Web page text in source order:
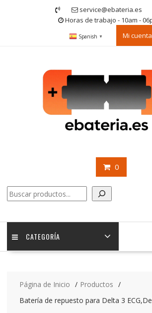
service@ebateria.es
Horas de trabajo - 10am -
Spanish ▼ Mi cuenta
0
Buscar
CATEGORÍA
Página de Inicio
Productos
Batería de repuesto para Delta 3